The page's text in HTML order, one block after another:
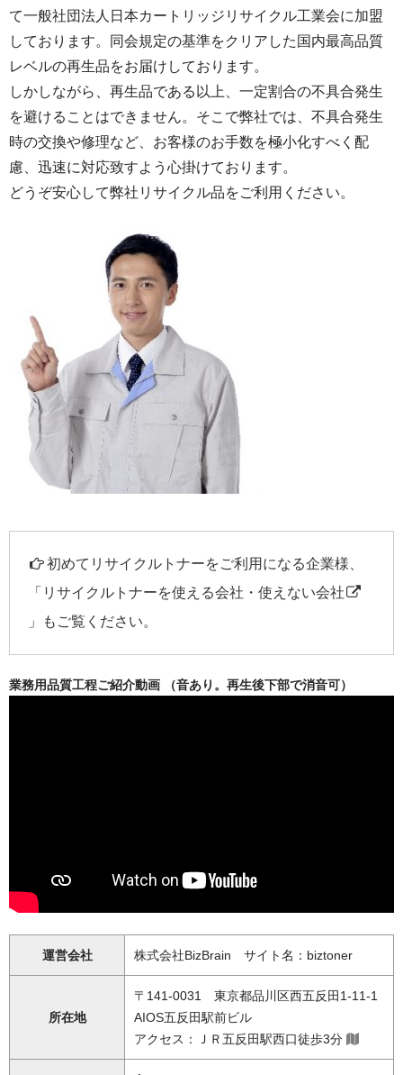
て一般社団法人日本カートリッジリサイクル工業会に加盟
しております。同会規定の基準をクリアした国内最高品質
レベルの再生品をお届けしております。
しかしながら、再生品である以上、一定割合の不具合発生
を避けることはできません。そこで弊社では、不具合発生
時の交換や修理など、お客様のお手数を極小化すべく配
慮、迅速に対応致すよう心掛けております。
どうぞ安心して弊社リサイクル品をご利用ください。
初めてリサイクルトナーをご利用になる企業様、
「 リサイクルトナーを使える会社・使えない会社
」もご覧ください。
業務用品質工程ご紹介動画 （音あり。再生後下部で消音可）
運営会社 株式会社BizBrain サイト名：biztoner
所在地
〒141-0031 東京都品川区西五反田1-11-1
AIOS五反田駅前ビル
アクセス：ＪＲ五反田駅西口徒歩3分